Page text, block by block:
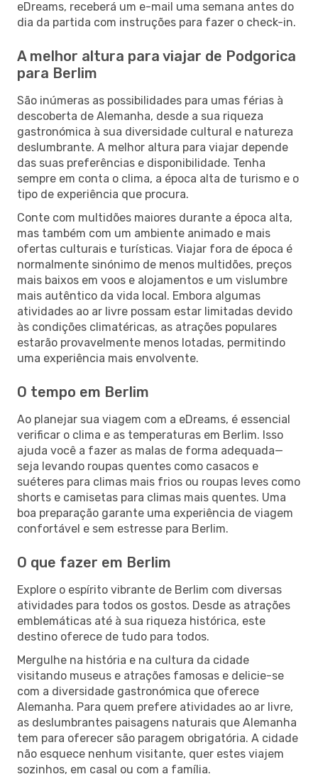
eDreams, receberá um e-mail uma semana antes do
dia da partida com instruções para fazer o check-in.
A melhor altura para viajar de Podgorica
para Berlim
São inúmeras as possibilidades para umas férias à
descoberta de Alemanha, desde a sua riqueza
gastronómica à sua diversidade cultural e natureza
deslumbrante. A melhor altura para viajar depende
das suas preferências e disponibilidade. Tenha
sempre em conta o clima, a época alta de turismo e o
tipo de experiência que procura.
Conte com multidões maiores durante a época alta,
mas também com um ambiente animado e mais
ofertas culturais e turísticas. Viajar fora de época é
normalmente sinónimo de menos multidões, preços
mais baixos em voos e alojamentos e um vislumbre
mais autêntico da vida local. Embora algumas
atividades ao ar livre possam estar limitadas devido
às condições climatéricas, as atrações populares
estarão provavelmente menos lotadas, permitindo
uma experiência mais envolvente.
O tempo em Berlim
Ao planejar sua viagem com a eDreams, é essencial
verificar o clima e as temperaturas em Berlim. Isso
ajuda você a fazer as malas de forma adequada—
seja levando roupas quentes como casacos e
suéteres para climas mais frios ou roupas leves como
shorts e camisetas para climas mais quentes. Uma
boa preparação garante uma experiência de viagem
confortável e sem estresse para Berlim.
O que fazer em Berlim
Explore o espírito vibrante de Berlim com diversas
atividades para todos os gostos. Desde as atrações
emblemáticas até à sua riqueza histórica, este
destino oferece de tudo para todos.
Mergulhe na história e na cultura da cidade
visitando museus e atrações famosas e delicie-se
com a diversidade gastronómica que oferece
Alemanha. Para quem prefere atividades ao ar livre,
as deslumbrantes paisagens naturais que Alemanha
tem para oferecer são paragem obrigatória. A cidade
não esquece nenhum visitante, quer estes viajem
sozinhos, em casal ou com a família.